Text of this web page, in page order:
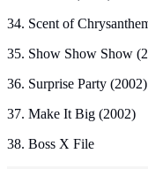
34. Scent of
35. Show Show Show
36. Surprise Party (2002)
37. Make It Big (2002)
38. Boss X File